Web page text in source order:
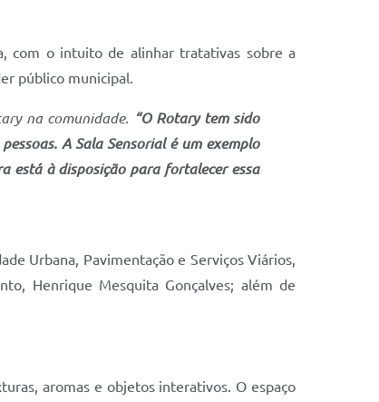
com o intuito de alinhar tratativas sobre a
público municipal.
na comunidade. “O Rotary tem sido
A Sala Sensorial é um exemplo
está à disposição para fortalecer essa
Urbana, Pavimentação e Serviços Viários,
Henrique Mesquita Gonçalves; além de
aromas e objetos interativos. O espaço